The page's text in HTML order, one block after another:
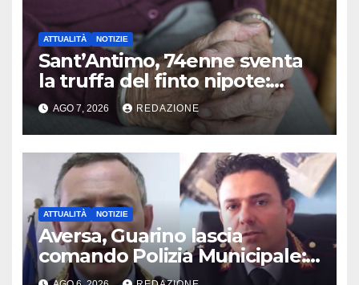
ATTUALITÀ NOTIZIE
Sant’Antimo, 74enne sventa
la truffa del finto nipote:
denunciato un 16enne
AGO 7, 2026 REDAZIONE
ATTUALITÀ NOTIZIE
Aversa, Guarino lascia
comando Polizia Municipale:
arriva Nacar